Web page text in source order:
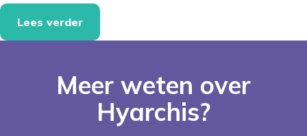
Lees verder
Meer weten over
Hyarchis?